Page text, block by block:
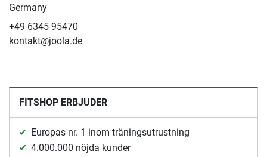
Germany
+49 6345 95470
kontakt@joola.de
FITSHOP ERBJUDER
Europas nr. 1 inom träningsutrustning
4.000.000 nöjda kunder